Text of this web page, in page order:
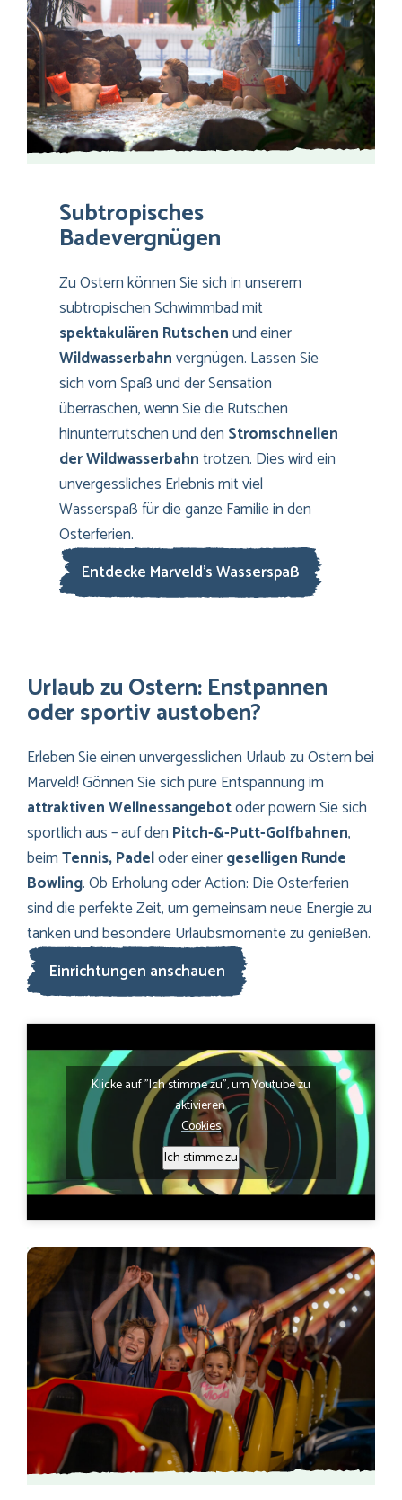
Subtropisches
Badevergnügen
Zu Ostern können Sie sich in unserem
subtropischen Schwimmbad mit
spektakulären Rutschenund einer
Wildwasserbahnvergnügen. Lassen Sie
sich vom Spaß und der Sensation
überraschen, wenn Sie die Rutschen
hinunterrutschen und den Stromschnellen
der Wildwasserbahntrotzen. Dies wird ein
unvergessliches Erlebnis mit viel
Wasserspaß für die ganze Familie in den
Osterferien.
Entdecke Marveld’s Wasserspaß
Urlaub zu Ostern: Enstpannen
oder sportiv austoben?
Erleben Sie einen unvergesslichen Urlaub zu Ostern bei
Marveld! Gönnen Sie sich pure Entspannung im
attraktiven Wellnessangebotoder powern Sie sich
sportlich aus – auf den Pitch-&-Putt-Golfbahnen,
beimTennis, Padeloder einergeselligen Runde
Bowling. Ob Erholung oder Action: Die Osterferien
sind die perfekte Zeit, um gemeinsam neue Energie zu
tanken und besondere Urlaubsmomente zu genießen.
Einrichtungen anschauen
Klicke auf "Ich stimme zu", um Youtube zu
aktivieren
Cookies
Ich stimme zu